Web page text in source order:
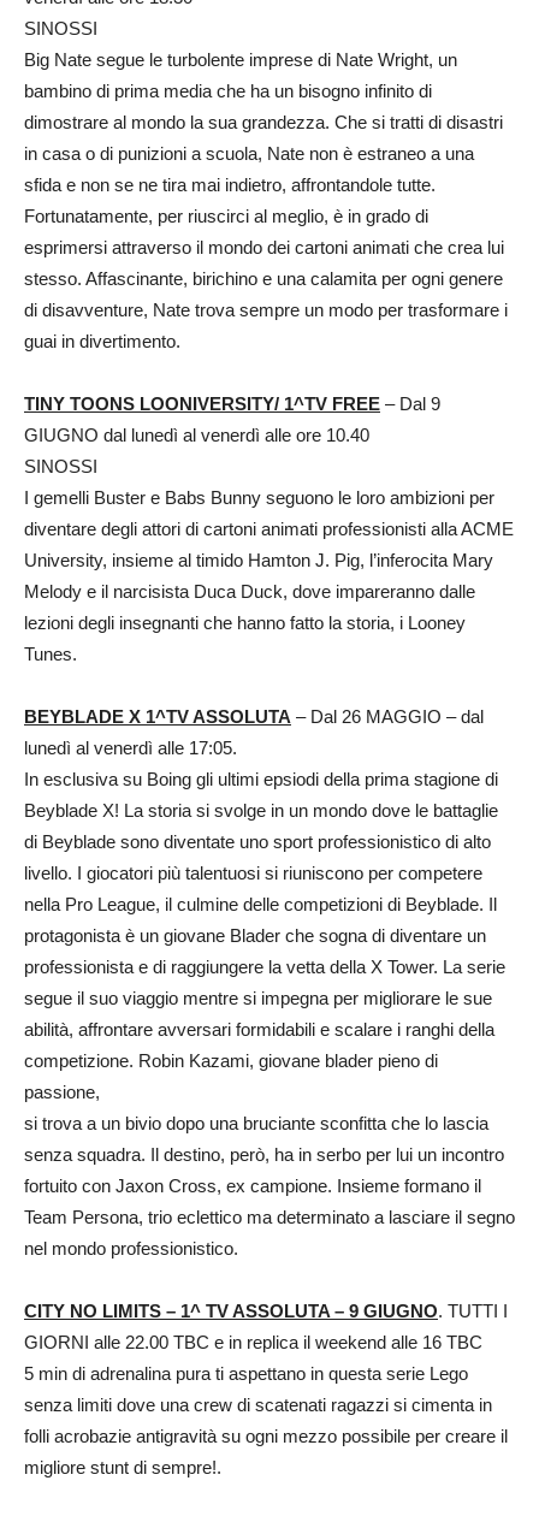
SINOSSI
Big Nate segue le turbolente imprese di Nate Wright, un
bambino di prima media che ha un bisogno infinito di
dimostrare al mondo la sua grandezza. Che si tratti di disastri
in casa o di punizioni a scuola, Nate non è estraneo a una
sfida e non se ne tira mai indietro, affrontandole tutte.
Fortunatamente, per riuscirci al meglio, è in grado di
esprimersi attraverso il mondo dei cartoni animati che crea lui
stesso. Affascinante, birichino e una calamita per ogni genere
di disavventure, Nate trova sempre un modo per trasformare i
guai in divertimento.
TINY TOONS LOONIVERSITY/ 1^TV FREE – Dal 9
GIUGNO dal lunedì al venerdì alle ore 10.40
SINOSSI
I gemelli Buster e Babs Bunny seguono le loro ambizioni per
diventare degli attori di cartoni animati professionisti alla ACME
University, insieme al timido Hamton J. Pig, l’inferocita Mary
Melody e il narcisista Duca Duck, dove impareranno dalle
lezioni degli insegnanti che hanno fatto la storia, i Looney
Tunes.
BEYBLADE X 1^TV ASSOLUTA – Dal 26 MAGGIO – dal
lunedì al venerdì alle 17:05.
In esclusiva su Boing gli ultimi epsiodi della prima stagione di
Beyblade X! La storia si svolge in un mondo dove le battaglie
di Beyblade sono diventate uno sport professionistico di alto
livello. I giocatori più talentuosi si riuniscono per competere
nella Pro League, il culmine delle competizioni di Beyblade. Il
protagonista è un giovane Blader che sogna di diventare un
professionista e di raggiungere la vetta della X Tower. La serie
segue il suo viaggio mentre si impegna per migliorare le sue
abilità, affrontare avversari formidabili e scalare i ranghi della
competizione. Robin Kazami, giovane blader pieno di
passione,
si trova a un bivio dopo una bruciante sconfitta che lo lascia
senza squadra. Il destino, però, ha in serbo per lui un incontro
fortuito con Jaxon Cross, ex campione. Insieme formano il
Team Persona, trio eclettico ma determinato a lasciare il segno
nel mondo professionistico.
CITY NO LIMITS – 1^ TV ASSOLUTA – 9 GIUGNO. TUTTI I
GIORNI alle 22.00 TBC e in replica il weekend alle 16 TBC
5 min di adrenalina pura ti aspettano in questa serie Lego
senza limiti dove una crew di scatenati ragazzi si cimenta in
folli acrobazie antigravità su ogni mezzo possibile per creare il
migliore stunt di sempre!.